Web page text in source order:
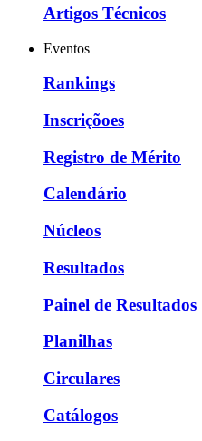
Artigos Técnicos
Eventos
Rankings
Inscriçõoes
Registro de Mérito
Calendário
Núcleos
Resultados
Painel de Resultados
Planilhas
Circulares
Catálogos